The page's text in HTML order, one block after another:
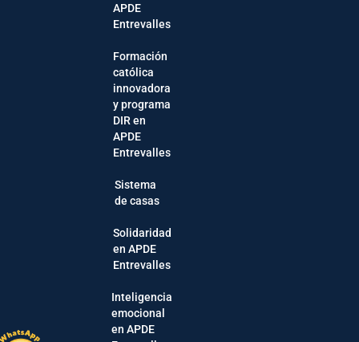
APDE
Entrevalles
Formación
católica
innovadora
y programa
DIR en
APDE
Entrevalles
Sistema
de casas
Solidaridad
en APDE
Entrevalles
Inteligencia
emocional
en APDE